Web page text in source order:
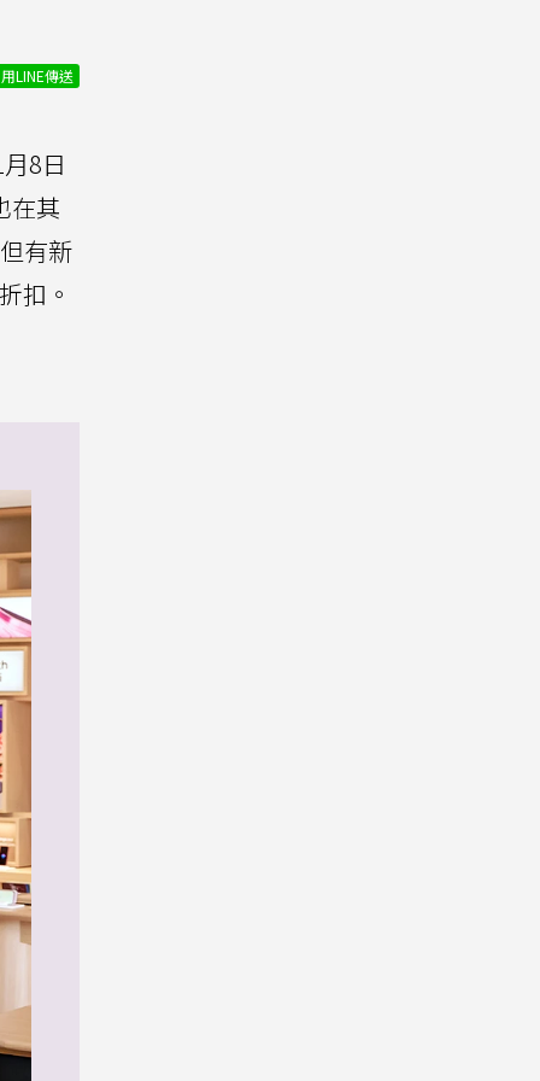
用LINE傳送
8日
在其
有新
扣。